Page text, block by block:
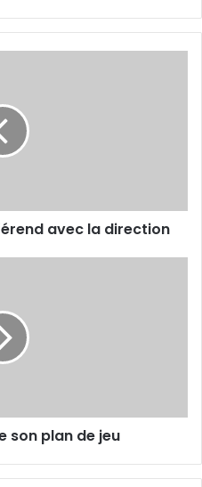
avec la direction
son plan de jeu